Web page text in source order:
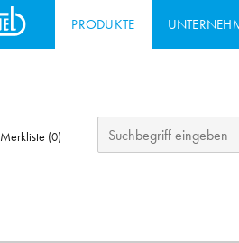
PRODUKTE
Merkliste (0)